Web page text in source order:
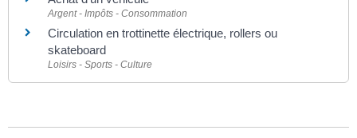
Argent - Impôts - Consommation
Circulation en trottinette électrique, rollers ou
skateboard
Loisirs - Sports - Culture